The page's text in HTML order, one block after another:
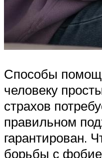
Способы
человеку
страхов
правильном
гарантирован.
борьбы с